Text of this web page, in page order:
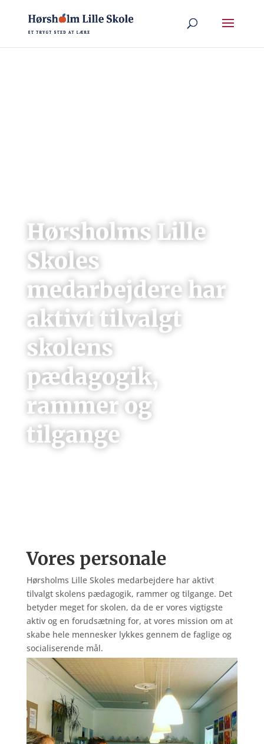
Hørsholms Lille
Skoles
medarbejdere har
aktivt tilvalgt
skolens
pædagogik,
rammer og
tilgange
Vores personale
Hørsholms Lille Skoles medarbejdere har aktivt
tilvalgt skolens pædagogik, rammer og tilgange. Det
betyder meget for skolen, da de er vores vigtigste
aktiv og en forudsætning for, at vores mission om at
skabe hele mennesker lykkes gennem de faglige og
socialiserende mål.
Herunder kan du møde skolens medarbejdere.
Lærerne er inddelt i tre teams: Team 1 er vores
nærværende indskolingsteam, Team 2 er det
omsorgsfulde mellemtrinsteam, mens Team 3 er
vores hjertelige overbygningsteam. Derudover har vi
to andre medarbejdergrupper: SFO/Klub-personale